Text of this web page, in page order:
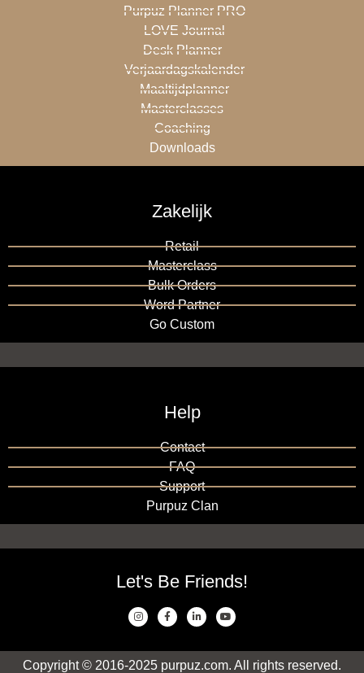
Purpuz Planner PRO
LOVE Journal
Desk Planner
Verjaardagskalender
Maaltijdplanner
Masterclasses
Coaching
Downloads
Zakelijk
Retail
Masterclass
Bulk Orders
Word Partner
Go Custom
Help
Contact
FAQ
Support
Purpuz Clan
Let's Be Friends!
Copyright © 2016-2025 purpuz.com. All rights reserved.